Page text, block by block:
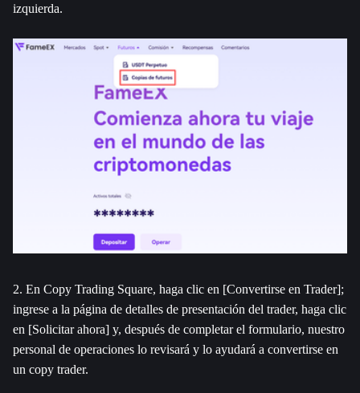
izquierda.
2. En Copy Trading Square, haga clic en [Convertirse en Trader];
ingrese a la página de detalles de presentación del trader, haga clic
en [Solicitar ahora] y, después de completar el formulario, nuestro
personal de operaciones lo revisará y lo ayudará a convertirse en
un copy trader.